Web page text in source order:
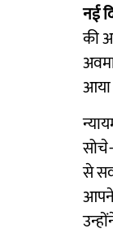
नई
की
आया
से
आपने